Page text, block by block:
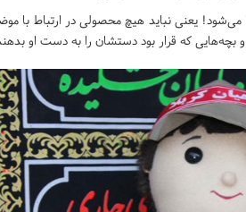
می‌شود! یعنی نباید هیچ محصولی در ارتباط با
بچه‌هایی که قرار بود دستشان را به دست او